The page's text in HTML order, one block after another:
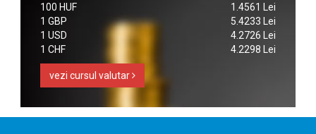
100 HUF
1.4561 Lei
1 GBP
5.4233 Lei
1 USD
4.2726 Lei
1 CHF
4.2298 Lei
vezi cursul valutar